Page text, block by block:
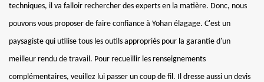
techniques, il va falloir rechercher des experts en la matière. Donc, nous
pouvons vous proposer de faire confiance à Yohan élagage. C'est un
paysagiste qui utilise tous les outils appropriés pour la garantie d'un
meilleur rendu de travail. Pour recueillir les renseignements
complémentaires, veuillez lui passer un coup de fil. Il dresse aussi un devis